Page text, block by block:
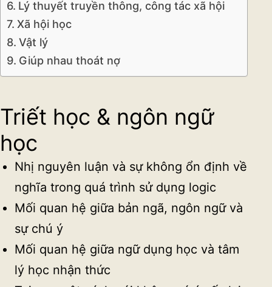
Lý thuyết truyền thông, công tác xã hội
Xã hội học
Vật lý
Giúp nhau thoát nợ
Triết học & ngôn ngữ
học
Nhị nguyên luận và sự không ổn định về
nghĩa trong quá trình sử dụng logic
Mối quan hệ giữa bản ngã, ngôn ngữ và
sự chú ý
Mối quan hệ giữa ngữ dụng học và tâm
lý học nhận thức